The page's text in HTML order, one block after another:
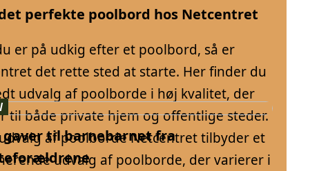
perfekte poolbord hos Netcentret
er på udkig efter et poolbord, så er
det rette sted at starte. Her finder du
udvalg af poolborde i høj kvalitet, der
til både private hjem og offentlige steder.
af poolborde Netcentret tilbyder et
udvalg af poolborde, der varierer i
gaver til barnebarnet fra